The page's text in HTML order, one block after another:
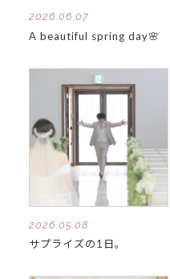
2026.06.07
A beautiful spring day🌸
2026.05.08
サプライズの1日。